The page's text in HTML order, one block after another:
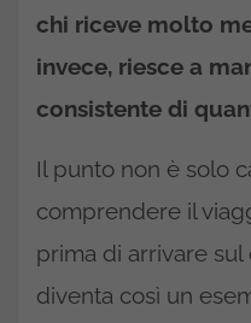
chi riceve molto
invece, riesce a
consistente di
Il punto non è solo
comprendere il
prima di arrivare
diventa così un